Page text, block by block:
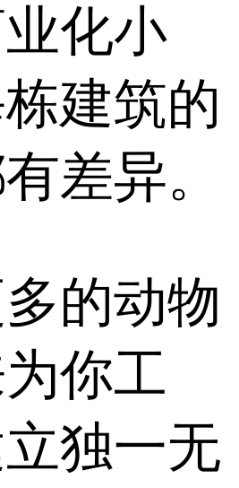
化小
建筑的
差异。
的动物
你工
独一无